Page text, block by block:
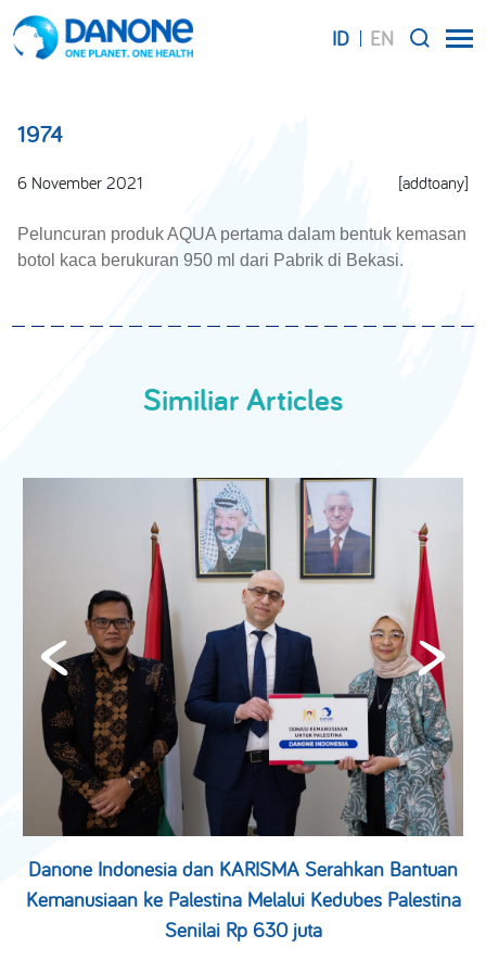
ID EN
1974
6 November 2021 [addtoany]
Peluncuran produk AQUA pertama dalam bentuk kemasan
botol kaca berukuran 950 ml dari Pabrik di Bekasi.
Similiar Articles
Danone Indonesia dan KARISMA Serahkan Bantuan
Kemanusiaan ke Palestina Melalui Kedubes Palestina
Senilai Rp 630 juta